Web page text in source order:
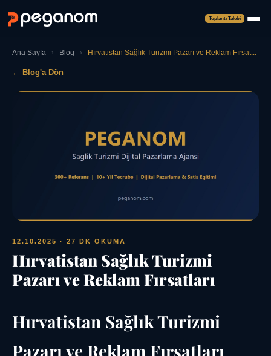
Toplantı Talebi
Ana Sayfa › Blog › Hırvatistan Sağlık Turizmi Pazarı ve Reklam Fırsat...
← Blog'a Dön
12.10.2025 · 27 DK OKUMA
Hırvatistan Sağlık Turizmi
Pazarı ve Reklam Fırsatları
Hırvatistan Sağlık Turizmi
Pazarı ve Reklam Fırsatları